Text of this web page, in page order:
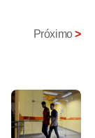
Próximo>